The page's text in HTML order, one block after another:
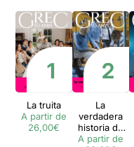
La truita
A partir de
26,00€
La
verdadera
historia de
Ricardo III
A partir de